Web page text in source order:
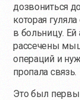
дозвониться
которая
в больницу. Ей
рассечены
операций и
пропала связь.
Это был